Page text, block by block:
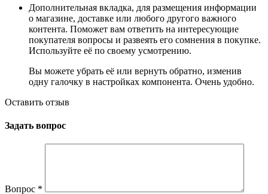
Дополнительная вкладка, для размещения информации
о магазине, доставке или любого другого важного
контента. Поможет вам ответить на интересующие
покупателя вопросы и развеять его сомнения в покупке.
Используйте её по своему усмотрению.
Вы можете убрать её или вернуть обратно, изменив
одну галочку в настройках компонента. Очень удобно.
Оставить отзыв
Задать вопрос
Вопрос *